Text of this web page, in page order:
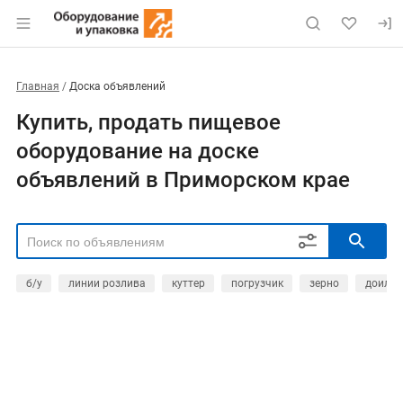
Главная Доска объявлений
Купить, продать пищевое
оборудование на доске
объявлений в Приморском крае
б/у линии розлива куттер погрузчик зерно